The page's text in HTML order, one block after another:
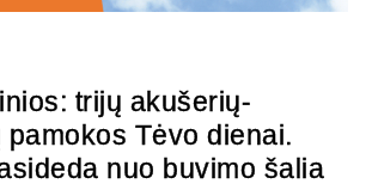
trijų akušerių-
Tėvo dienai.
nuo buvimo šalia